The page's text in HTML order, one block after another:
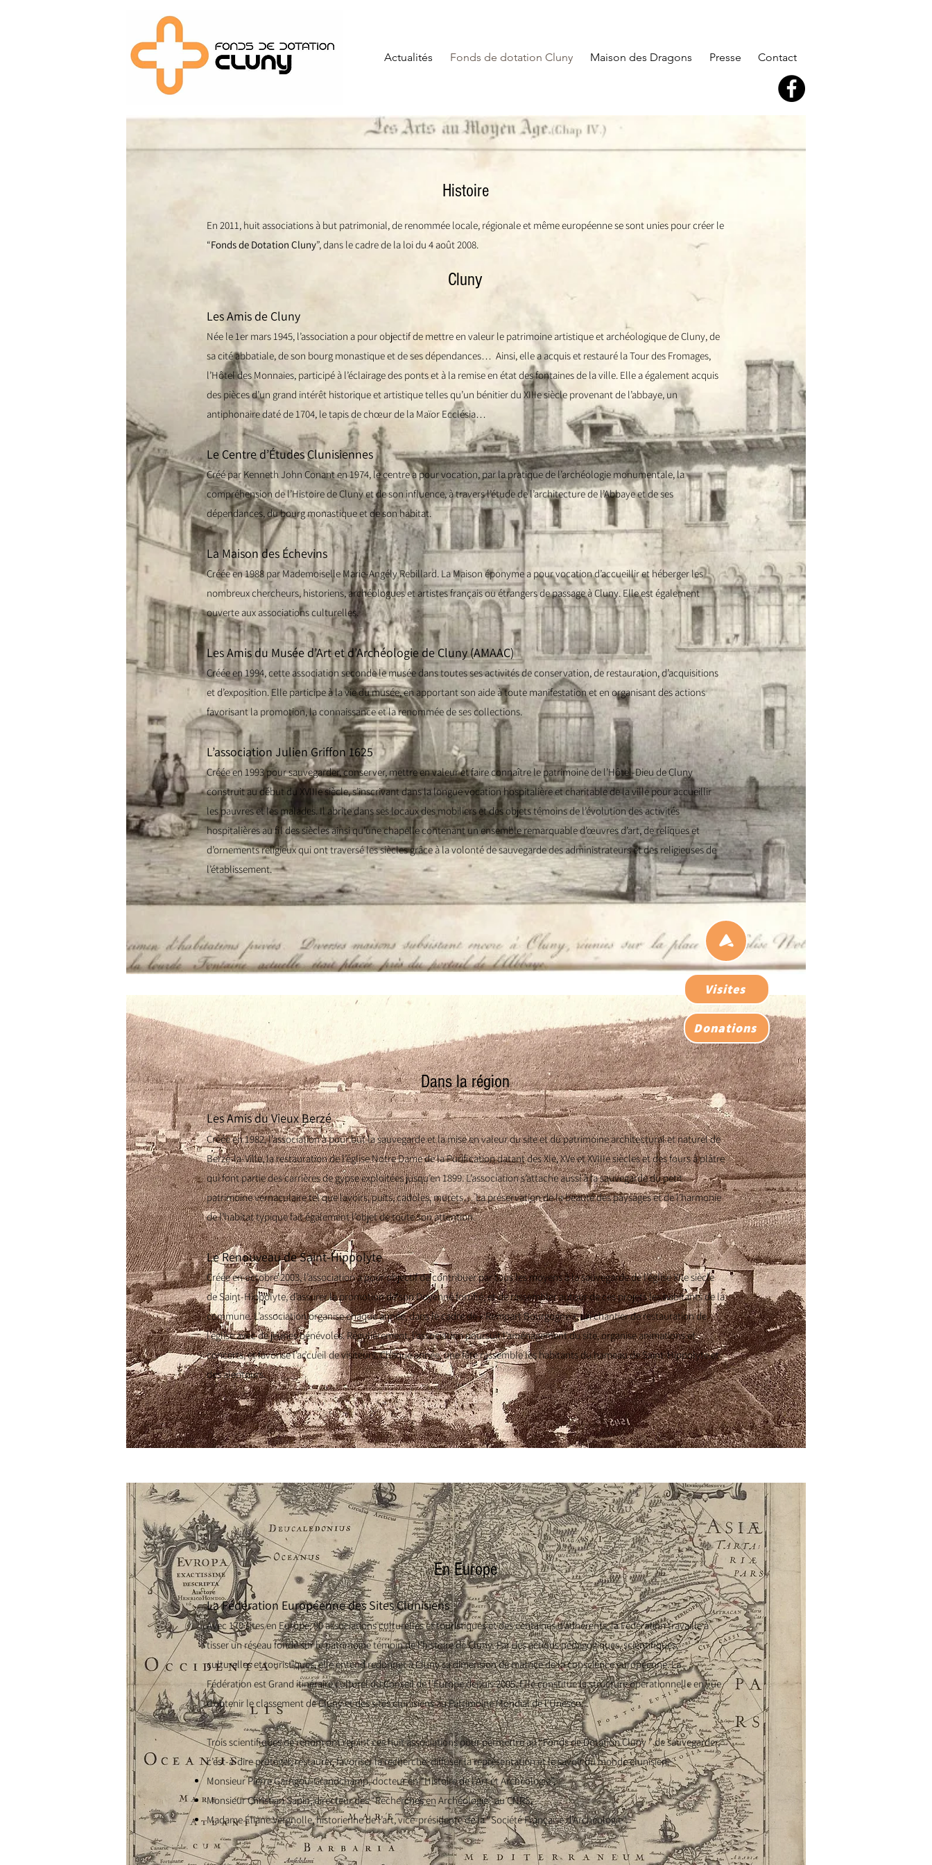
Actualités Fonds de dotation Cluny Maison des Dragons Presse Contact
Visites
Donations
Histoire
En 2011, huit associations à but patrimonial, de renommée locale, régionale et même européenne se sont unies pour créer le
“Fonds de Dotation Cluny”, dans le cadre de la loi du 4 août 2008.
Cluny
Les Amis de Cluny
Née le 1er mars 1945, l’association a pour objectif de mettre en valeur le patrimoine artistique et archéologique de Cluny, de
sa cité abbatiale, de son bourg monastique et de ses dépendances… Ainsi, elle a acquis et restauré la Tour des Fromages,
l’Hôtel des Monnaies, participé à l’éclairage des ponts et à la remise en état des fontaines de la ville. Elle a également acquis
des pièces d’un grand intérêt historique et artistique telles qu’un bénitier du XIIIe siècle provenant de l’abbaye, un
antiphonaire daté de 1704, le tapis de chœur de la Maïor Ecclésia…
Le Centre d’Études Clunisiennes
Créé par Kenneth John Conant en 1974, le centre a pour vocation, par la pratique de l’archéologie monumentale, la
compréhension de l’Histoire de Cluny et de son influence, à travers l’étude de l’architecture de l’Abbaye et de ses
dépendances, du bourg monastique et de son habitat.
La Maison des Échevins
Créée en 1988 par Mademoiselle Marie-Angély Rebillard. La Maison éponyme a pour vocation d’accueillir et héberger les
nombreux chercheurs, historiens, archéologues et artistes français ou étrangers de passage à Cluny. Elle est également
ouverte aux associations culturelles.
Les Amis du Musée d’Art et d’Archéologie de Cluny (AMAAC)
Créée en 1994, cette association secondele musée dans toutes ses activités de conservation, de restauration, d’acquisitions
et d’exposition. Elle participe à la vie du musée, en apportant son aide à toute manifestation et en organisant des actions
favorisant la promotion, la connaissance et la renommée de ses collections.
L’association Julien Griffon 1625
Créée en 1993 pour sauvegarder, conserver, mettre en valeur et faire connaître le patrimoine de l’Hôtel-Dieu de Cluny
construit au début du XVIIIe siècle, s’inscrivant dans la longue vocation hospitalière et charitable de la ville pour accueillir
les pauvres et les malades. Il abrite dans ses locaux des mobiliers et des objets témoins de l’évolution des activités
hospitalières au fil des siècles ainsi qu’une chapelle contenant un ensemble remarquable d’œuvres d’art, de reliques et
d’ornements religieux qui ont traversé les siècles grâce à la volonté de sauvegarde des administrateurs et des religieuses de
l’établissement.
Dans la région
Les Amis du Vieux Berzé
Créée en 1982, l’association a pour but la sauvegarde et la mise en valeur du site et du patrimoine architectural et naturel de
Berzé-la-Ville, la restauration de l’église Notre Dame de la Purification datant des XIe, XVe et XVIIIe siècles et des fours à plâtre
qui font partie des carrières de gypse exploitées jusqu’en 1899. L’association s’attache aussi à la sauvegarde du petit
patrimoine vernaculaire tel que lavoirs, puits, cadoles, murets… La préservation de la beauté des paysages et de l’harmonie
de l’habitat typique fait également l’objet de toute son attention.
Le Renouveau de Saint-Hippolyte
Créée en octobre 2003, l’association a pour objectif de contribuer par tous les moyens à la sauvegarde de l’église XIIe siècle
de Saint-Hippolyte, d’assurer la promotion de son Doyenné fortifié, et de rassembler autour de ces projets les habitants de la
commune. L’association organise chaque année, dans le cadre de « Rempart Bourgogne », un chantier de restauration de
l’église avec de jeunes bénévoles. Régulièrement, l’association poursuit l’aménagement du site, organise animations et
concerts, et favorise l’accueil de visiteurs. Chaque année, une fête rassemble les habitants du hameau de Saint-Hippolyte et
des alentours.
En Europe
La Fédération Européenne des Sites Clunisiens
Avec 170 sites en Europe, 90 associations culturelles et touristiques et des centaines d’adhérents, la Fédération travaille à
tisser un réseau fondé sur le patrimoine témoin de l’histoire de Cluny. Par des actions pédagogiques, scientifiques,
culturelles et touristiques, elle entend redonner à Cluny sa dimension de matrice de la conscience européenne. La
Fédération est Grand itinéraire culturel du Conseil de l’Europe depuis 2005. Elle constitue la structure opérationnelle en vue
d’obtenir le classement de Cluny et des sites clunisiens au Patrimoine Mondial de l’Unesco.
Trois scientifiques de renom ont rejoint ces huit associations pour permettre au “Fonds de Dotation Cluny ” de sauvegarder,
c’est-à-dire protéger, restaurer, favoriser la recherche, diffuser la représentation et le savoir du monde clunisien.
Monsieur Pierre Garrigou-Grandchamp, docteur en “Histoire de l’Art et Archéologie”,
Monsieur Christian Sapin, directeur des “Recherches en Archéologie” au CNRS,
Madame Éliane Vergnolle, historienne de l’art, vice-présidente de la “Société Française d’Archéologie”.